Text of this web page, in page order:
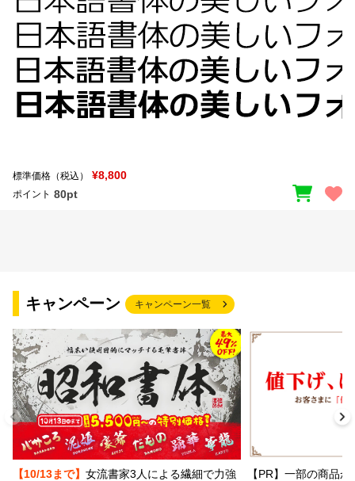
標準価格（税込） ¥8,800
ポイント 80pt
キャンペーン キャンペーン一覧
【10/13まで】 女流書家3人による繊細で力強 【PR】一部の商品